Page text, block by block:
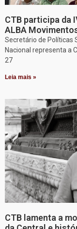
CTB participa da
ALBA
Secretário de Políticas
Nacional representa a
27
Leia mais »
CTB lamenta a